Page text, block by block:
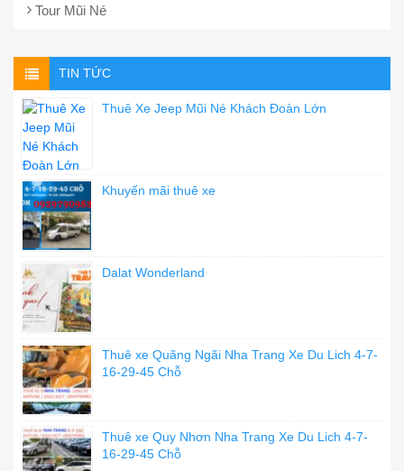
Tour Mũi Né
TIN TỨC
Thuê Xe Jeep Mũi Né Khách Đoàn Lớn
Khuyến mãi thuê xe
Dalat Wonderland
Thuê xe Quãng Ngãi Nha Trang Xe Du Lich 4-7-
16-29-45 Chỗ
Thuê xe Quy Nhơn Nha Trang Xe Du Lich 4-7-
16-29-45 Chỗ